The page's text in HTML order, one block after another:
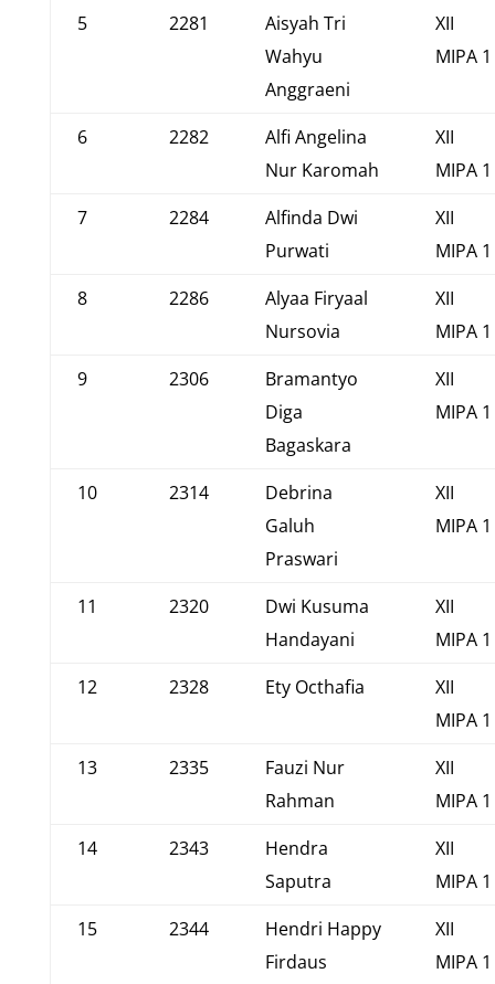
5 2281
Aisyah Tri
Wahyu
Anggraeni
XII
MIPA 1
6 2282
Alfi Angelina
Nur Karomah
XII
MIPA 1
7
2284
Alfinda Dwi
Purwati
XII
MIPA 1
8
2286
Alyaa Firyaal
Nursovia
XII
MIPA 1
9
2306
Bramantyo
Diga
Bagaskara
XII
MIPA 1
10 2314
Debrina
Galuh
Praswari
XII
MIPA 1
11 2320
Dwi Kusuma
Handayani
XII
MIPA 1
12
2328 Ety Octhafia
XII
MIPA 1
13
2335
Fauzi Nur
Rahman
XII
MIPA 1
14
2343
Hendra
Saputra
XII
MIPA 1
15
2344
Hendri Happy
Firdaus
XII
MIPA 1